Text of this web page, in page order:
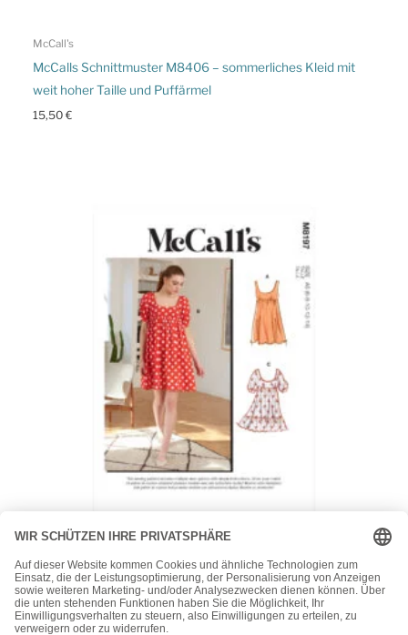
McCall's
McCalls Schnittmuster M8406 – sommerliches Kleid mit
weit hoher Taille und Puffärmel
15,50€
McCall's
McCalls Schnittmuster M8197 – Babydoll Kleid – mit und
ohne Ärmel